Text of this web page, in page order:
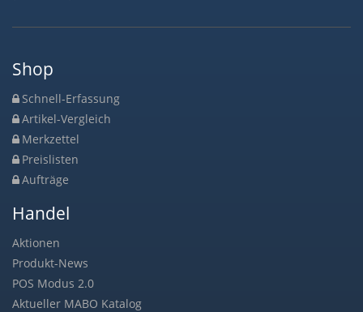
Shop
Schnell-Erfassung
Artikel-Vergleich
Merkzettel
Preislisten
Aufträge
Handel
Aktionen
Produkt-News
POS Modus 2.0
Aktueller MABO Katalog